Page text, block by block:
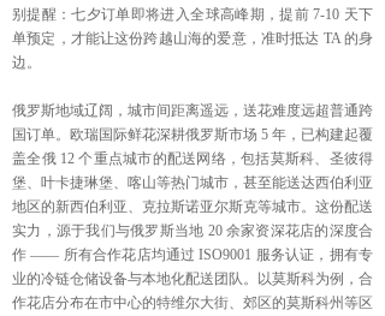
别提醒：七夕订单即将进入全球高峰期，提前 7-10 天下
单预定，才能让这份跨越山海的爱意，准时抵达 TA 的身
边。
俄罗斯地域辽阔，城市间距离遥远，送花难度远超普通跨
国订单。欧瑞国际鲜花深耕俄罗斯市场 5 年，已构建起覆
盖全俄 12 个重点城市的配送网络，包括莫斯科、圣彼得
堡、叶卡捷琳堡、喀山等热门城市，甚至能送达西伯利亚
地区的新西伯利亚、克拉斯诺亚尔斯克等城市。这份配送
实力，源于我们与俄罗斯当地 20 余家资深花店的深度合
作 —— 所有合作花店均通过 ISO9001 服务认证，拥有专
业的冷链仓储设备与本地化配送团队。以莫斯科为例，合
作花店分布在市中心的特维尔大街、郊区的莫斯科州等区